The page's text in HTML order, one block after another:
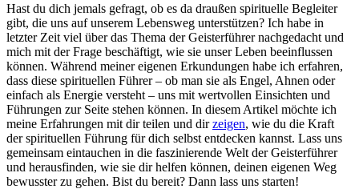
Hast du dich jemals gefragt, ob es da draußen spirituelle Begleiter
gibt, die uns auf unserem Lebensweg unterstützen? Ich habe in
letzter Zeit viel über das Thema der Geisterführer nachgedacht und
mich mit der Frage beschäftigt, wie sie unser Leben beeinflussen
können. Während meiner eigenen Erkundungen habe ich erfahren,
dass diese spirituellen Führer – ob man sie als Engel, Ahnen oder
einfach als Energie versteht – uns mit wertvollen Einsichten und
Führungen zur Seite stehen können. In diesem Artikel möchte ich
meine Erfahrungen mit dir teilen und dirzeigen, wie du die Kraft
der spirituellen Führung für dich selbst entdecken kannst. Lass uns
gemeinsam eintauchen in die faszinierende Welt der Geisterführer
und herausfinden, wie sie dir helfen können, deinen eigenen Weg
bewusster zu gehen. Bist du bereit? Dann lass uns starten!